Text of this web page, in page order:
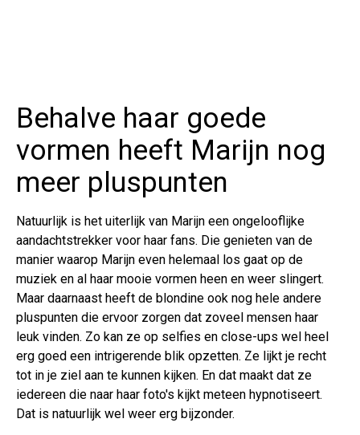
Behalve haar goede
vormen heeft Marijn nog
meer pluspunten
Natuurlijk is het uiterlijk van Marijn een ongelooflijke
aandachtstrekker voor haar fans. Die genieten van de
manier waarop Marijn even helemaal los gaat op de
muziek en al haar mooie vormen heen en weer slingert.
Maar daarnaast heeft de blondine ook nog hele andere
pluspunten die ervoor zorgen dat zoveel mensen haar
leuk vinden. Zo kan ze op selfies en close-ups wel heel
erg goed een intrigerende blik opzetten. Ze lijkt je recht
tot in je ziel aan te kunnen kijken. En dat maakt dat ze
iedereen die naar haar foto's kijkt meteen hypnotiseert.
Dat is natuurlijk wel weer erg bijzonder.